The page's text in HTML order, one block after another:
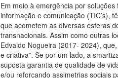
Em meio à emergência por
informação e comunicação (TIC’s),
que acometem as diversas esferas
transnacionais. Assim como outras
Edvaldo Nogueira (2017- 2024),
e criativa”. Se por um lado, a
suposta garantia de qualidade de
e/ou reforçando assimetrias sociais